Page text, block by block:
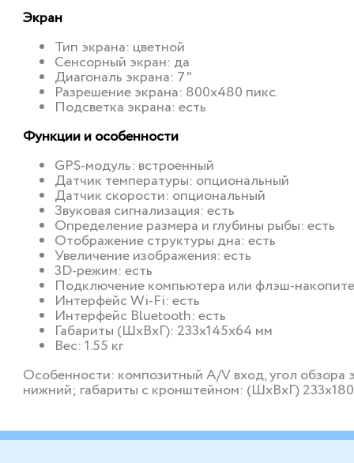
Экран
Тип экрана: цветной
Сенсорный экран: да
Диагональ экрана: 7"
Разрешение экрана: 800x480 пикс.
Подсветка экрана: есть
Функции и особенности
GPS-модуль: встроенный
Датчик температуры: опциональный
Датчик скорости: опциональный
Звуковая сигнализация: есть
Определение размера и глубины рыбы: есть
Отображение структуры дна: есть
Увеличение изображения: есть
3D-режим: есть
Подключение компьютера или флэш-
Интерфейс Wi-Fi: есть
Интерфейс Bluetooth: есть
Габариты (ШхВхГ): 233x145x64 мм
Вес: 1.55 кг
Особенности: композитный A/V вход, угол обзора
нижний; габариты с кронштейном: (ШxВxГ)